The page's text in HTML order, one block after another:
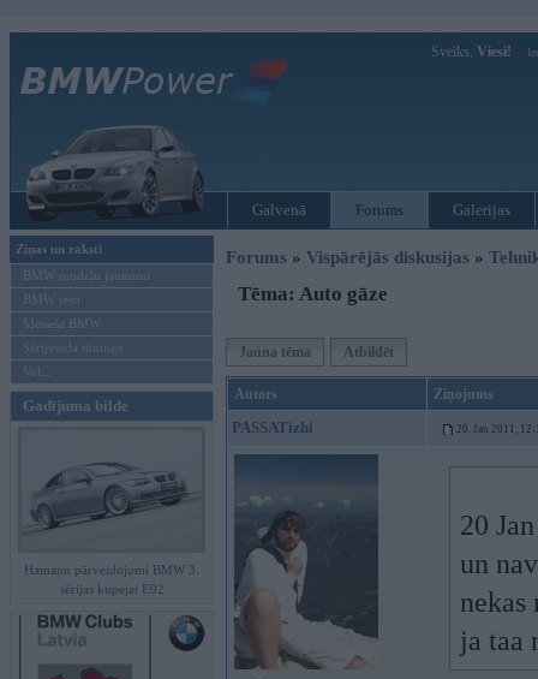
Sveiks, Viesi!
Galvenā Forums Galerijas
Ziņas un raksti
BMW modeļu jaunumi
BMW testi
Mēneša BMW
Sērijveida tūnings
Vel...
Gadījuma bilde
Hamann pārveidojumi BMW 3.
sērijas kupejai E92
Forums » Vispārējās diskusijas »
Tēma: Auto gāze
Jauna tēma Atbildēt
Autors Ziņojums
PASSATizhi 20. Jan 2011,
20
un
ja taa